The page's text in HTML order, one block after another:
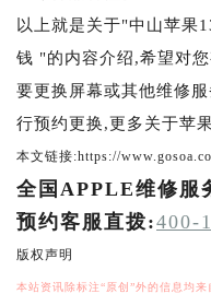
以上就是关于"中山苹果
钱 "的内容介绍,希望对
要更换屏幕或其他维修
行预约更换,更多关于苹
本文链接:https://
全国APPLE维修服
预约客服直拨:400-
版权声明
本站资讯除标注“原创”外的信息均